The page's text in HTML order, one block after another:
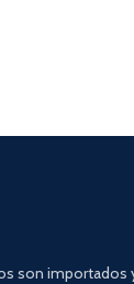
son importados